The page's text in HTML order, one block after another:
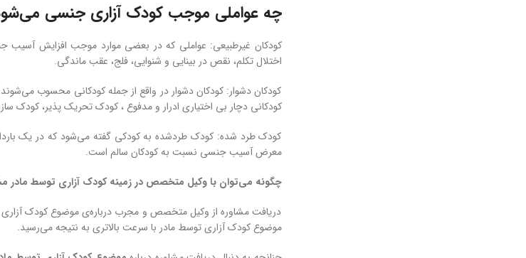
چه عواملی موجب کودک آزاری جنسی
کودکان غیرطبیعی: عواملی که در بعضی موارد موجب افزایش آسیب
اختلال تکلم، نقص در بینایی و شنوایی، فلج، عقب ماندگی.
کودکان دشوار: کودکان دشوار در واقع از جمله کودکانی محسوب
کودکانی دچار بی اختیاری ادرار و مدفوع ، کودک تحریک پذیر، کودک
کودک طرد شده: کودک طردشده به کودکی گفته می‌شود که در یک بارداری
معرض آسیب جنسی نسبت به کودکان سالم است.
چگونه می‌توان با وکیل متخصص در زمینه کودک آزاری توسط مادر
دریافت مشاوره از وکیل متخصص و مجرب دربار‌ه‌ی موضوع کودک آزاری
موضوع کودک آزاری توسط مادر با سرعت بالاتری به نتیجه می‌رسید.